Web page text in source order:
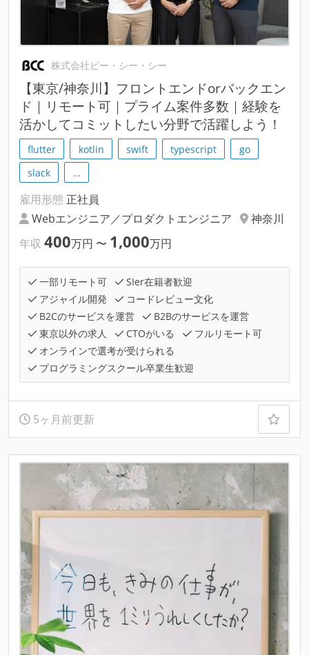
株式会社ビー・シー・シー
【東京/神奈川】フロントエンドorバックエン
ド｜リモート可｜プライム案件多数｜経験を
活かしてコミットしたい分野で活躍しよう！
flutter kotlin swift typescript
go
slack
…
雇用形態 正社員
Webエンジニア／プロダクトエンジニア
神奈川
年収 400万円 〜 1,000万円
一部リモート可
SIer在籍者歓迎
アジャイル開発
コードレビュー文化
B2Cのサービスを運営
B2Bのサービスを運営
東京以外の求人
CTOがいる
フルリモート可
オンラインで選考が受けられる
プログラミングスクール卒業生歓迎
5ヶ月前更新